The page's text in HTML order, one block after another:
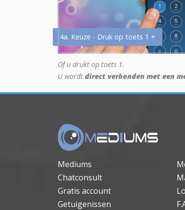
4a. Keuze - Druk op toets 1 +
Of u drukt op toets 1.
U wordt direct verbonden met een
Mediums
Chatconsult
Gratis account
Getuigenissen